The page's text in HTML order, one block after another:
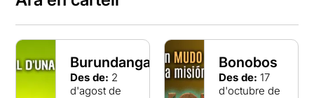
Burundanga
Des de: 2
d'agost de
Bonobos
Des de: 17
d'octubre de